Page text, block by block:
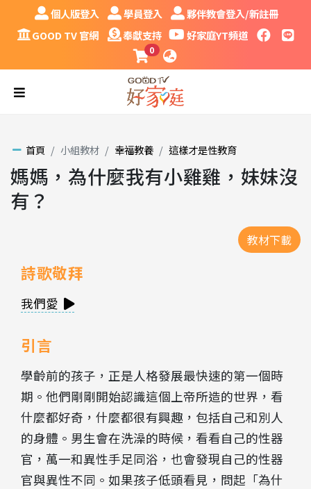
跳到主要內容區塊
個人版登入
個人版登入 學員登入
學員登入 夥伴教會登入/新註冊
夥伴教會登入/新註冊
GOOD TV 官網
GOOD TV 官網 奉獻支持
奉獻支持 好家庭YT頻道
好家庭YT頻道 facebook
LINE
課程購物車
0 語系
漢堡
首頁 小組教材 幸福教養 這樣才是性教育
媽媽，為什麼我有小雞雞，妹妹沒
有？
詩歌敬拜
我們愛
引言
學齡前的孩子，正是人格發展最快速的第一個時
期。他們剛剛開始認識這個上帝所造的世界，看
什麼都好奇，什麼都很有興趣，包括自己和別人
的身體。男生會在洗澡的時候，看看自己的性器
官，萬一和異性手足同浴，也會發現自己的性器
官與異性不同。如果孩子低頭看見，問起「為什